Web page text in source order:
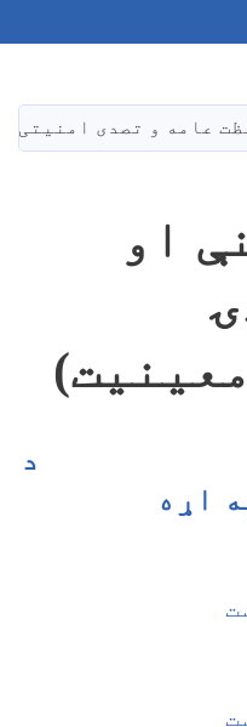
عامه و تصدی امنیتی
او
د
اړه